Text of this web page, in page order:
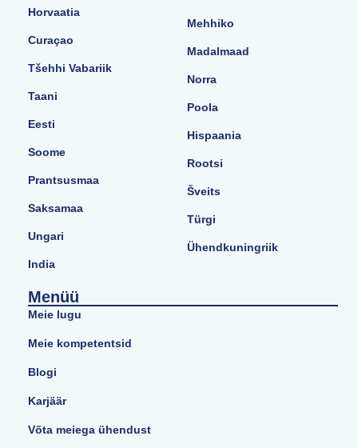
Horvaatia
Curaçao
Tšehhi Vabariik
Taani
Eesti
Soome
Prantsusmaa
Saksamaa
Ungari
India
Mehhiko
Madalmaad
Norra
Poola
Hispaania
Rootsi
Šveits
Türgi
Ühendkuningriik
Menüü
Meie lugu
Meie kompetentsid
Blogi
Karjäär
Võta meiega ühendust